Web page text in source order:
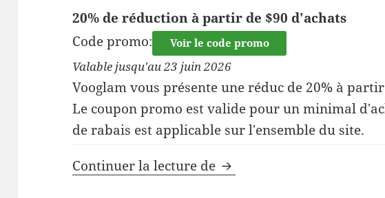
20% de réduction à partir de $90 d'achats
Code promo:
Voir le code promo
Valable jusqu'au 23 juin 2026
Vooglam vous présente une réduc de 20% à
Le coupon promo est valide pour un minimal
de rabais est applicable sur l'ensemble du site.
Continuer la lecture de Code de réduction Vooglam